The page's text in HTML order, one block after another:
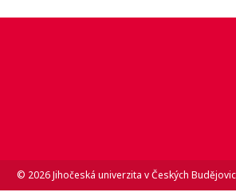
© 2026 Jihočeská univerzita v Českých